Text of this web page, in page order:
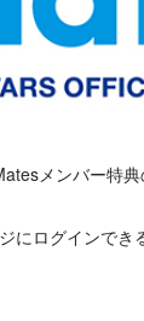
メンバー特
にログインでき